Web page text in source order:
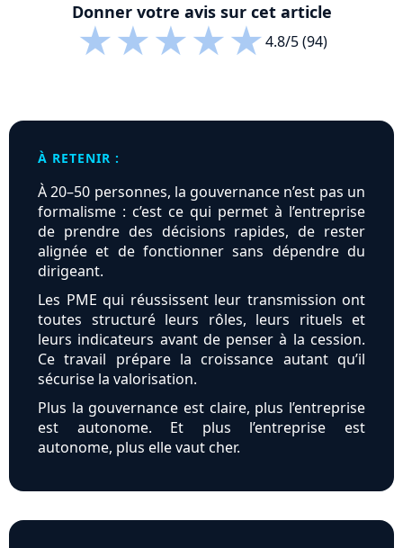
Donner votre avis sur cet article
★★★★★4.8/5 (94)
À RETENIR :
À 20–50 personnes, la gouvernance n’est pas un
formalisme : c’est ce qui permet à l’entreprise
de prendre des décisions rapides, de rester
alignée et de fonctionner sans dépendre du
dirigeant.
Les PME qui réussissent leur transmission ont
toutes structuré leurs rôles, leurs rituels et
leurs indicateurs avant de penser à la cession.
Ce travail prépare la croissance autant qu’il
sécurise la valorisation.
Plus la gouvernance est claire, plus l’entreprise
est autonome. Et plus l’entreprise est
autonome, plus elle vaut cher.